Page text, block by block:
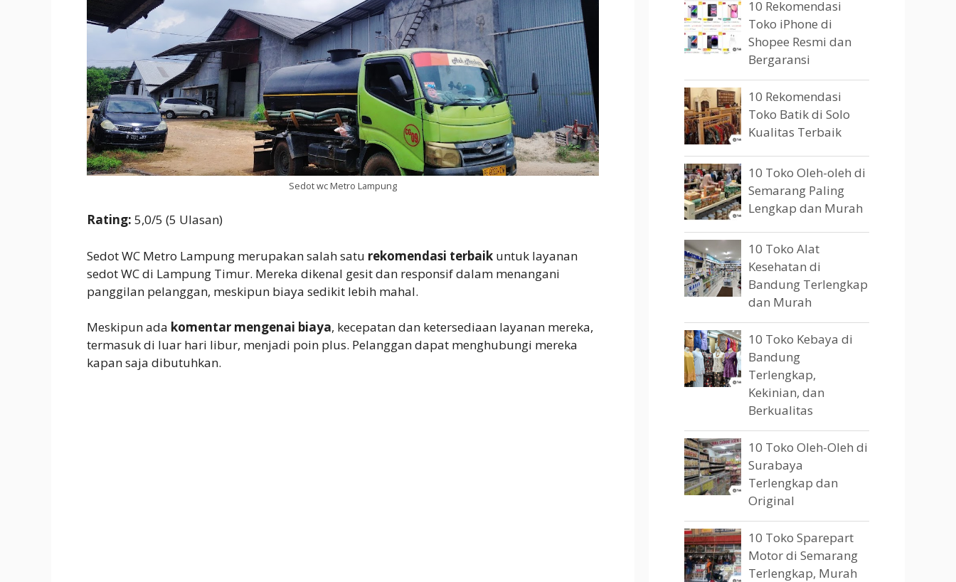
Sedot wc Metro Lampung
Rating: 5,0/5 (5 Ulasan)
Sedot WC Metro Lampung merupakan salah satu rekomendasi terbaik untuk layanan
sedot WC di Lampung Timur. Mereka dikenal gesit dan responsif dalam menangani
panggilan pelanggan, meskipun biaya sedikit lebih mahal.
Meskipun ada komentar mengenai biaya, kecepatan dan ketersediaan layanan mereka,
termasuk di luar hari libur, menjadi poin plus. Pelanggan dapat menghubungi mereka
kapan saja dibutuhkan.
10 Rekomendasi
Toko iPhone di
Shopee Resmi dan
Bergaransi
10 Rekomendasi
Toko Batik di Solo
Kualitas Terbaik
10 Toko Oleh-oleh di
Semarang Paling
Lengkap dan Murah
10 Toko Alat
Kesehatan di
Bandung Terlengkap
dan Murah
10 Toko Kebaya di
Bandung
Terlengkap,
Kekinian, dan
Berkualitas
10 Toko Oleh-Oleh di
Surabaya
Terlengkap dan
Original
10 Toko Sparepart
Motor di Semarang
Terlengkap, Murah